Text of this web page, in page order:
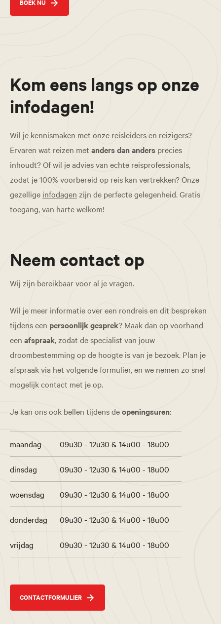
BOEK NU
Kom eens langs op onze
infodagen!
Wil je kennismaken met onze reisleiders en reizigers?
Ervaren wat reizen met anders dan anders precies
inhoudt? Of wil je advies van echte reisprofessionals,
zodat je 100% voorbereid op reis kan vertrekken? Onze
gezellige infodagen zijn de perfecte gelegenheid. Gratis
toegang, van harte welkom!
Neem contact op
Wij zijn bereikbaar voor al je vragen.
Wil je meer informatie over een rondreis en dit bespreken
tijdens een persoonlijk gesprek? Maak dan op voorhand
een afspraak, zodat de specialist van jouw
droombestemming op de hoogte is van je bezoek. Plan je
afspraak via het volgende formulier, en we nemen zo snel
mogelijk contact met je op.
Je kan ons ook bellen tijdens deopeningsuren:
maandag 09u30 - 12u30 & 14u00 - 18u00
dinsdag 09u30 - 12u30 & 14u00 - 18u00
woensdag 09u30 - 12u30 & 14u00 - 18u00
donderdag 09u30 - 12u30 & 14u00 - 18u00
vrijdag 09u30 - 12u30 & 14u00 - 18u00
CONTACTFORMULIER